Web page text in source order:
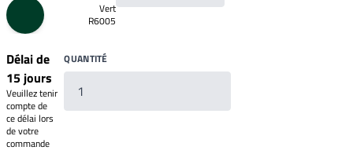
Vert
R6005
Délai de
15 jours
Veuillez tenir
compte de
ce délai lors
de votre
commande
QUANTITÉ